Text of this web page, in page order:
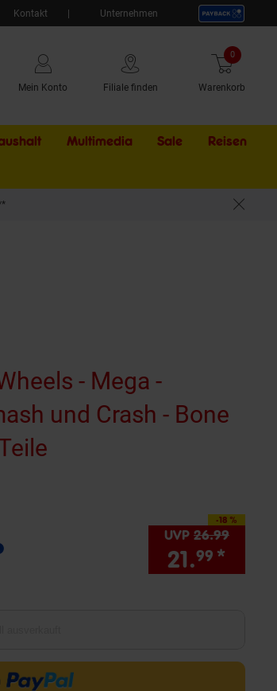
Kontakt Unternehmen
Mein Konto Filiale finden Warenkorb
0 Artikel
Multimedia Sale Externer
Reisen
- Mega -
und Crash - Bone
-18 %
Sie Sparen 18 Prozent,
UVP 26.99
21.99 *